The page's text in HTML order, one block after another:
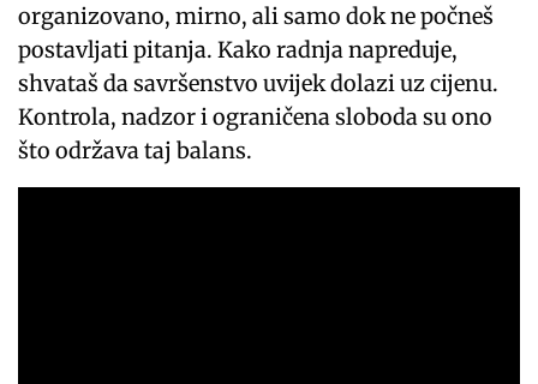
organizovano, mirno, ali samo dok ne počneš
postavljati pitanja. Kako radnja napreduje,
shvataš da savršenstvo uvijek dolazi uz cijenu.
Kontrola, nadzor i ograničena sloboda su ono
što održava taj balans.